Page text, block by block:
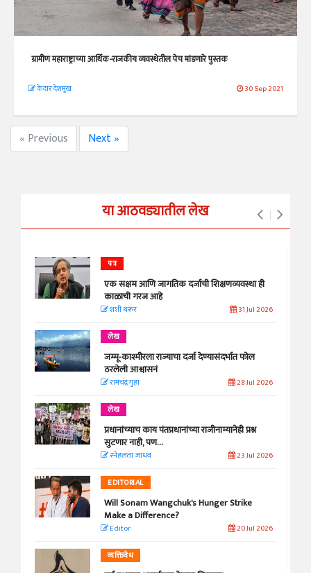
ग्रामीण महाराष्ट्राच्या आर्थिक-राजकीय व्यवस्थेतील पेच मांडणारे पुस्तक
केदार देशमुख 30 Sep 2021
« Previous Next »
या आठवड्यातील लेख
पत्र
एक सक्षम आणि जागतिक दर्जाची शिक्षणव्यवस्था ही
काळाची गरज आहे
शशी थरूर 31 Jul 2026
लेख
जम्मू-काश्मीरला राज्याचा दर्जा देण्यासंदर्भात फोल
ठरलेली आश्वासनं
रामचंद्र गुहा 28 Jul 2026
लेख
प्रधानांच्याच काय पंतप्रधानांच्या राजीनाम्यानेही प्रश्न
सुटणार नाही, पण...
स्नेहलता जाधव 23 Jul 2026
EDITORIAL
Will Sonam Wangchuk's Hunger Strike
Make a Difference?
Editor 20 Jul 2026
व्यक्तिवेध